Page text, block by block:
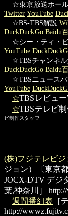
☆東京放送ホー
Twitter YouTube
☆BS-TBS解説
DuckDuckGo Baidu
☆シー・ティ・
YouTube
☆TBSチャンネ
DuckDuckGo Baidu
☆TBSニュース
YouTube
☆TBSレビュー
☆TBSテレビ
ビ制作スタッフ
(株)フジテレビジ
ジョン）〔東京
JOCX-DTV デジ
葉,神奈川］
週間番組表 ［
http://